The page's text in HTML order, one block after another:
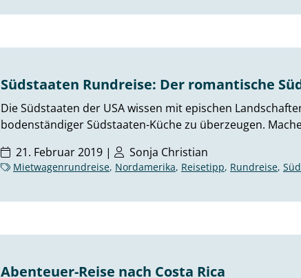
Südstaaten Rundreise: Der romantische
Die Südstaaten der USA wissen mit epischen
bodenständiger Südstaaten-Küche zu überzeugen.
21. Februar 2019 |
Sonja Christian
Mietwagenrundreise, Nordamerika, Reisetipp, Rundreise,
Abenteuer-Reise nach Costa Rica